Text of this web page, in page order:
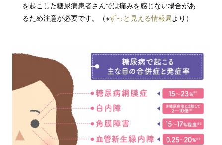
を起こした糖尿病患者さんでは痛みを感じない場合があ
るため注意が必要です。（※ずっと見える情報局より）